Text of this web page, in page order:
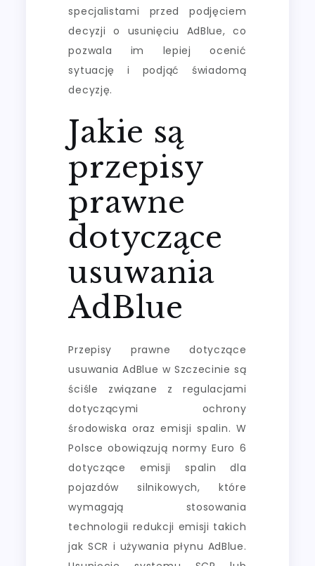
specjalistami przed podjęciem
decyzji o usunięciu AdBlue, co
pozwala im lepiej ocenić
sytuację i podjąć świadomą
decyzję.
Jakie są
przepisy
prawne
dotyczące
usuwania
AdBlue
Przepisy prawne dotyczące
usuwania AdBlue w Szczecinie są
ściśle związane z regulacjami
dotyczącymi ochrony
środowiska oraz emisji spalin. W
Polsce obowiązują normy Euro 6
dotyczące emisji spalin dla
pojazdów silnikowych, które
wymagają stosowania
technologii redukcji emisji takich
jak SCR i używania płynu AdBlue.